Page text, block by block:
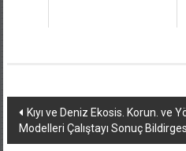
Yazı
dolaşımı
Kıyı ve Deniz Ekosis. Korun. ve
Modelleri Çalıştayı Sonuç